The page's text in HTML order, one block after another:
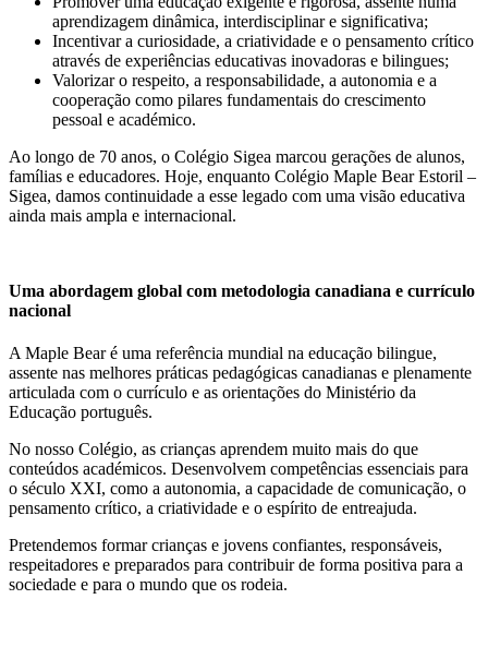
aprendizagem dinâmica, interdisciplinar e significativa;
Incentivar a curiosidade, a criatividade e o pensamento crítico
através de experiências educativas inovadoras e bilingues;
Valorizar o respeito, a responsabilidade, a autonomia e a
cooperação como pilares fundamentais do crescimento
pessoal e académico.
Ao longo de 70 anos, o Colégio Sigea marcou gerações de alunos,
famílias e educadores. Hoje, enquanto Colégio Maple Bear Estoril –
Sigea, damos continuidade a esse legado com uma visão educativa
ainda mais ampla e internacional.
Uma abordagem global com metodologia canadiana e currículo
nacional
A Maple Bear é uma referência mundial na educação bilingue,
assente nas melhores práticas pedagógicas canadianas e plenamente
articulada com o currículo e as orientações do Ministério da
Educação português.
No nosso Colégio, as crianças aprendem muito mais do que
conteúdos académicos. Desenvolvem competências essenciais para
o século XXI, como a autonomia, a capacidade de comunicação, o
pensamento crítico, a criatividade e o espírito de entreajuda.
Pretendemos formar crianças e jovens confiantes, responsáveis,
respeitadores e preparados para contribuir de forma positiva para a
sociedade e para o mundo que os rodeia.